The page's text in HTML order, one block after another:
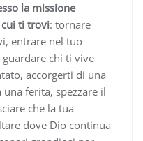
la missione
ti trovi: tornare
entrare nel tuo
chi ti vive
accorgerti di una
ferita, spezzare il
che la tua
dove Dio continua